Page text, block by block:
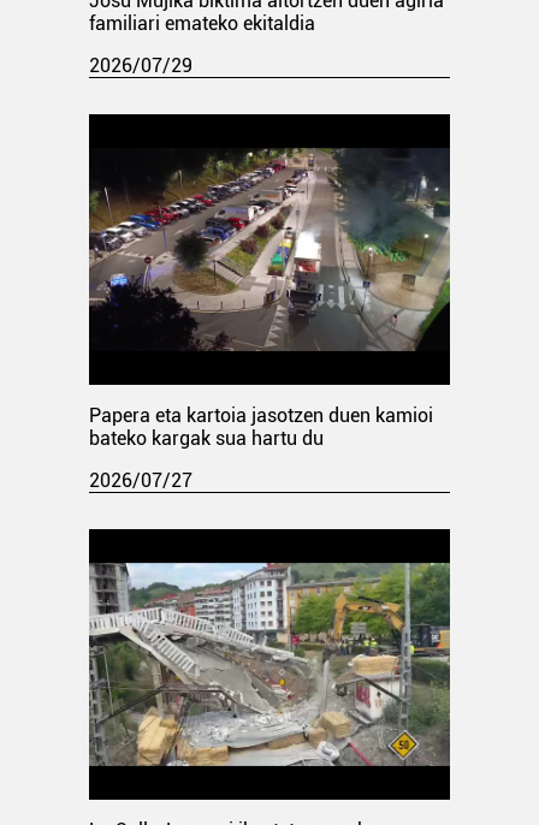
familiari emateko ekitaldia
2026/07/29
Papera eta kartoia jasotzen duen kamioi
bateko kargak sua hartu du
2026/07/27